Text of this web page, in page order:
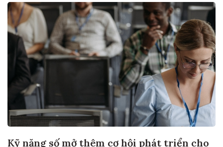
Kỹ năng số mở thêm cơ hội phát triển cho